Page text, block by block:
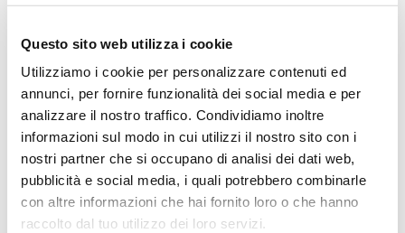
Questo sito web utilizza i cookie
Utilizziamo i cookie per personalizzare contenuti ed
annunci, per fornire funzionalità dei social media e per
analizzare il nostro traffico. Condividiamo inoltre
informazioni sul modo in cui utilizzi il nostro sito con i
nostri partner che si occupano di analisi dei dati web,
pubblicità e social media, i quali potrebbero combinarle
con altre informazioni che hai fornito loro o che hanno
raccolto dal tuo utilizzo dei loro servizi.
Nel valutare perché e come la Cina può davvero vincere
giornalista di Forbes, che ha messo in fila i 6 motivi per cui
il Dragone ha le carte in regola per dominare, a breve, lo
sviluppo dell'intelligenza artificiale. Vediamoli:
1. La quantità di cervelli
I papers di ricercatori cinesi presentati in occasione di
convegni scientifici sul tema dell'intelligenza artificiale
sono cresciuti dal 23,2% del 2006 al 42,8% del 2015, e
arriveranno al 55,8% quest'anno. Oltre la metà di quel che
si pubblica a livello accademico su questo tema è made in